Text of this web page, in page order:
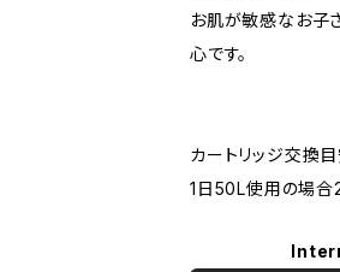
お肌が敏感なお子
心です。
カートリッジ交換
1日50L使用の場合